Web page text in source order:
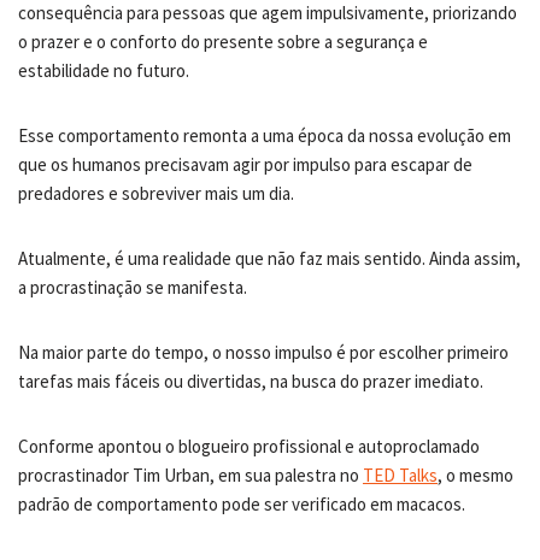
consequência para pessoas que agem impulsivamente, priorizando
o prazer e o conforto do presente sobre a segurança e
estabilidade no futuro.
Esse comportamento remonta a uma época da nossa evolução em
que os humanos precisavam agir por impulso para escapar de
predadores e sobreviver mais um dia.
Atualmente, é uma realidade que não faz mais sentido. Ainda assim,
a procrastinação se manifesta.
Na maior parte do tempo, o nosso impulso é por escolher primeiro
tarefas mais fáceis ou divertidas, na busca do prazer imediato.
Conforme apontou o blogueiro profissional e autoproclamado
procrastinador Tim Urban, em sua palestra no TED Talks, o mesmo
padrão de comportamento pode ser verificado em macacos.